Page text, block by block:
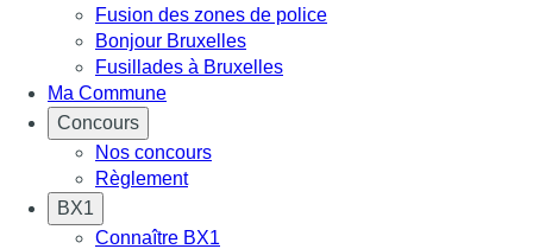
Fusion des zones de police
Bonjour Bruxelles
Fusillades à Bruxelles
Ma Commune
Concours
Nos concours
Règlement
BX1
Connaître BX1